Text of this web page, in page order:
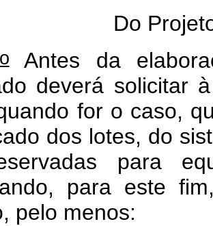
Do
oAntes da
deverá solicitar
for o caso,
dos lotes, do
para
para este
pelo menos: